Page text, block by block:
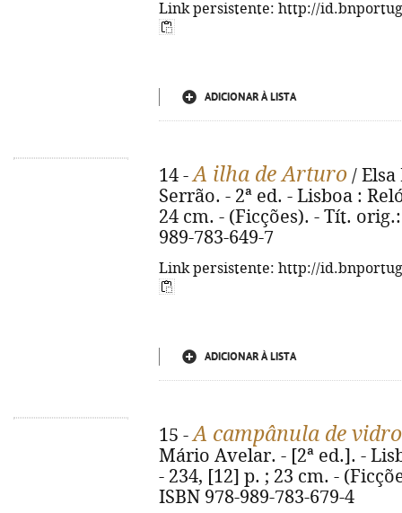
Link persistente: http://
ADICIONAR À LISTA
14 -A ilha de Arturo /
Serrão. - 2ª ed. - Lisboa :
24 cm. - (Ficções). - Tít.
989-783-649-7
Link persistente: http://
ADICIONAR À LISTA
15 -A campânula de vidro
Mário Avelar. - [2ª ed.]. -
- 234, [12] p. ; 23 cm. -
ISBN 978-989-783-679-4